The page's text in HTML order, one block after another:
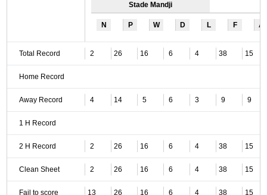
Stade Mandji
N P W D L F A
Total Record 2 26 16 6 4 38 15
Home Record
Away Record 4 14 5 6 3 9 9
1 H Record
2 H Record 2 26 16 6 4 38 15
Clean Sheet 2 26 16 6 4 38 15
Fail to score 13 26 16 6 4 38 15